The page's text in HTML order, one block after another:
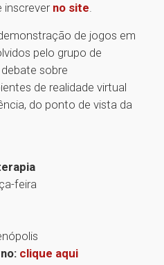
inscrever no site.
de jogos em
pelo grupo de
debate sobre
de realidade virtual
do ponto de vista da
feira
clique aqui
1